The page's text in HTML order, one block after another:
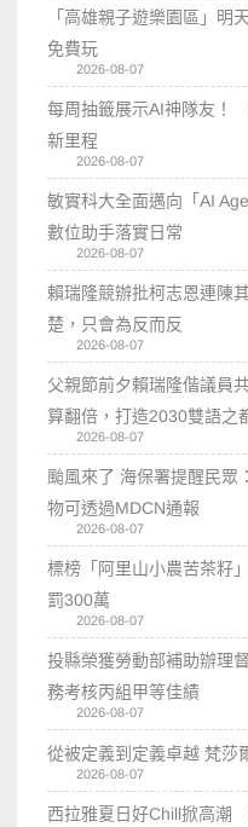
「高雄親子遊樂園區」明
免費玩
2026-08-07
每周抽籤展示AI神隊友！
新里程
2026-08-07
敏實科大全面邁向「AI
數位助手落實日常
2026-08-07
賴瑞隆競辦批柯志恩連陳
楚，只會為反而反
2026-08-07
父親節前夕賴瑞隆偕議員
算翻倍，打造2030雙語之
2026-08-07
颱風來了 海保署提醒民眾
物可透過MDCN通報
2026-08-07
標榜「阿里山小農苦茶
罰300萬
2026-08-07
投縣榮獲勞動部補助辦理
務考核丙組甲等佳績
2026-08-07
從被定義到定義卓越 梵莎
2026-08-07
西拉雅夏日好Chill掀高潮